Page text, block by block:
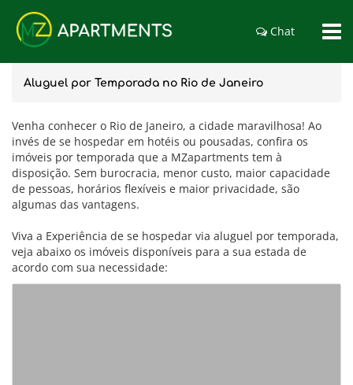
Chat
Aluguel por Temporada no Rio de Janeiro
Venha conhecer o Rio de Janeiro, a cidade maravilhosa! Ao
invés de se hospedar em hotéis ou pousadas, confira os
imóveis por temporada que a MZapartments tem à
disposição. Sem burocracia, menor custo, maior capacidade
de pessoas, horários flexíveis e maior privacidade, são
algumas das vantagens.
Viva a Experiência de se hospedar via aluguel por temporada,
veja abaixo os imóveis disponíveis para a sua estada de
acordo com sua necessidade: